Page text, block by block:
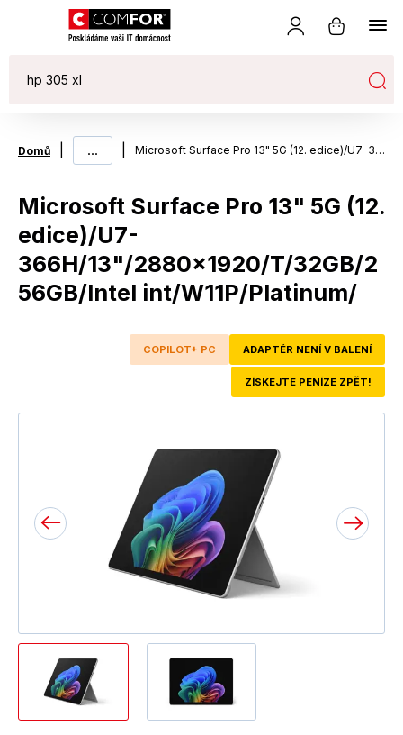
Domů ... Microsoft Surface Pro 13" 5G (12. edice)/U7-366H/13"/2880x1920/T/32GB/256GB/Intel int/W11P/Platinum/
Microsoft Surface Pro 13" 5G (12.
edice)/U7-
366H/13"/2880x1920/T/32GB/2
56GB/Intel int/W11P/Platinum/
COPILOT+ PC ADAPTÉR NENÍ V BALENÍ
ZÍSKEJTE PENÍZE ZPĚT!